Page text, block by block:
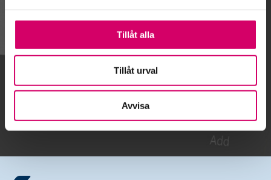
Tillåt alla
Tillåt urval
Avvisa
Gå till kalendariet